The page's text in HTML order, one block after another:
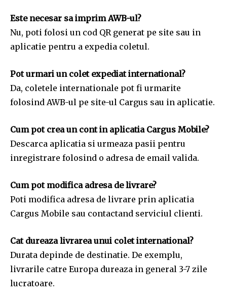
Este necesar sa imprim AWB-ul?
Nu, poti folosi un cod QR generat pe site sau in
aplicatie pentru a expedia coletul.
Pot urmari un colet expediat international?
Da, coletele internationale pot fi urmarite
folosind AWB-ul pe site-ul Cargus sau in aplicatie.
Cum pot crea un cont in aplicatia Cargus Mobile?
Descarca aplicatia si urmeaza pasii pentru
inregistrare folosind o adresa de email valida.
Cum pot modifica adresa de livrare?
Poti modifica adresa de livrare prin aplicatia
Cargus Mobile sau contactand serviciul clienti.
Cat dureaza livrarea unui colet international?
Durata depinde de destinatie. De exemplu,
livrarile catre Europa dureaza in general 3-7 zile
lucratoare.